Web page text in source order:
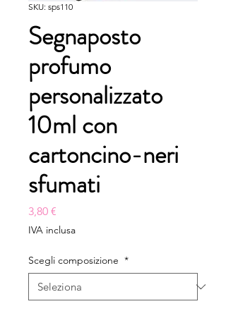
SKU: sps110
Segnaposto
profumo
personalizzato
10ml con
cartoncino-neri
sfumati
3,80 €
IVA inclusa
Scegli composizione *